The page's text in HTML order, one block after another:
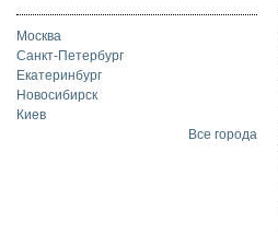
Москва
Санкт-Петербург
Екатеринбург
Новосибирск
Киев
Все города